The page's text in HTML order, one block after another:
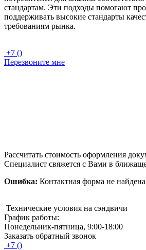
стандартам. Эти подходы помогают
поддерживать высокие стандарты
требованиям рынка.
+7 ()
Перезвоните мне
Рассчитать стоимость оформления
Специалист свяжется с Вами в
Ошибка: Контактная форма не
Технические условия на сэндвичи
График работы:
Понедельник-пятница, 9:00-18:00
Заказать обратный звонок
+7 ()